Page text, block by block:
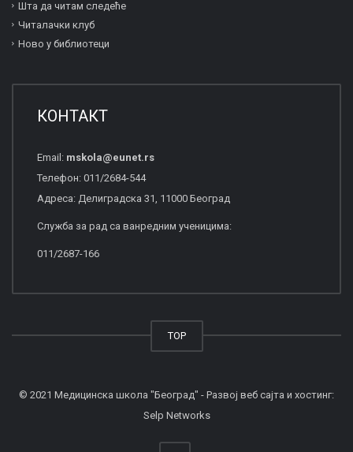
Шта да читам следеће
Читалачки клуб
Ново у библиотеци
КОНТАКТ
Email: mskola@eunet.rs
Телефон: 011/2684-544
Адреса: Делиградска 31, 11000 Београд
Служба за рад са ванредним ученицима:
011/2687-166
TOP
© 2021 Медицинска школа "Београд" - Развој веб сајта и хостинг:
Selp Networks